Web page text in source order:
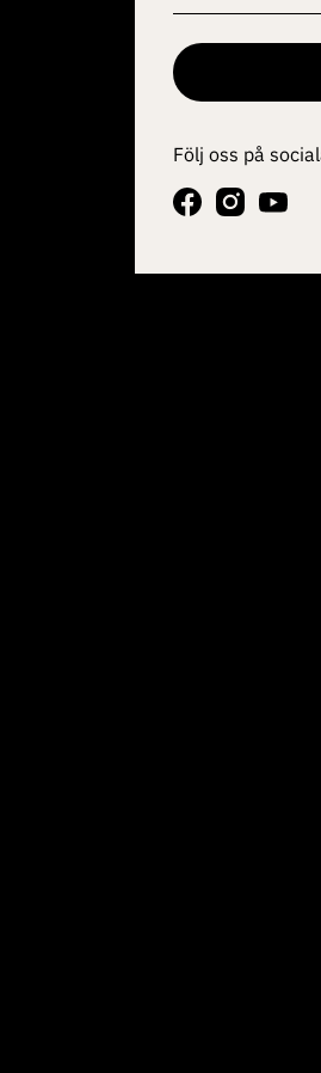
Följ oss på